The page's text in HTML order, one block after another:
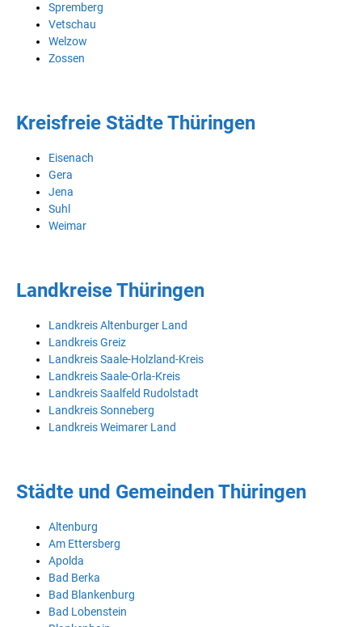
Spremberg
Vetschau
Welzow
Zossen
Kreisfreie Städte Thüringen
Eisenach
Gera
Jena
Suhl
Weimar
Landkreise Thüringen
Landkreis Altenburger Land
Landkreis Greiz
Landkreis Saale-Holzland-Kreis
Landkreis Saale-Orla-Kreis
Landkreis Saalfeld Rudolstadt
Landkreis Sonneberg
Landkreis Weimarer Land
Städte und Gemeinden Thüringen
Altenburg
Am Ettersberg
Apolda
Bad Berka
Bad Blankenburg
Bad Lobenstein